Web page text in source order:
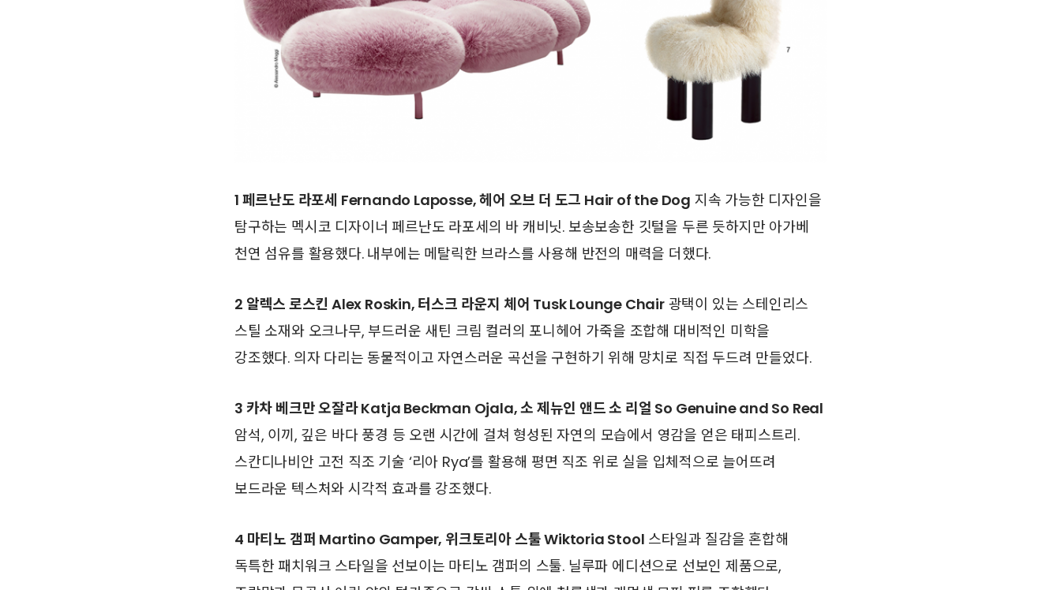
1 페르난도 라포세 Fernando Laposse, 헤어 오브 더 도그 Hair of the Dog 지속 가능한 디자인을
탐구하는 멕시코 디자이너 페르난도 라포세의 바 캐비닛. 보송보송한 깃털을 두른 듯하지만 아가베
천연 섬유를 활용했다. 내부에는 메탈릭한 브라스를 사용해 반전의 매력을 더했다.
2 알렉스 로스킨 Alex Roskin, 터스크 라운지 체어 Tusk Lounge Chair광택이 있는 스테인리스
스틸 소재와 오크나무, 부드러운 새틴 크림 컬러의 포니헤어 가죽을 조합해 대비적인 미학을
강조했다. 의자 다리는 동물적이고 자연스러운 곡선을 구현하기 위해 망치로 직접 두드려 만들었다.
3 카차 베크만 오잘라 Katja Beckman Ojala, 소 제뉴인 앤드 소 리얼 So Genuine and So Real
암석, 이끼, 깊은 바다 풍경 등 오랜 시간에 걸쳐 형성된 자연의 모습에서 영감을 얻은 태피스트리.
스칸디나비안 고전 직조 기술 ‘리아 Rya’를 활용해 평면 직조 위로 실을 입체적으로 늘어뜨려
보드라운 텍스처와 시각적 효과를 강조했다.
4 마티노 갬퍼 Martino Gamper, 위크토리아 스툴 Wiktoria Stool 스타일과 질감을 혼합해
독특한 패치워크 스타일을 선보이는 마티노 갬퍼의 스툴. 닐루파 에디션으로 선보인 제품으로,